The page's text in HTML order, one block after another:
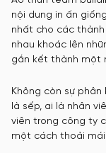
nội dung in ấn
nhất cho các
nhau khoác lên
gắn kết thành một
Không còn sự
là sếp, ai là nhân
viên trong công ty
một cách thoải mái